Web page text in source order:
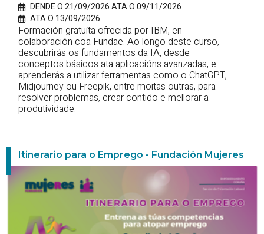
DENDE O 21/09/2026 ATA O 09/11/2026
ATA O 13/09/2026
Formación gratuíta ofrecida por IBM, en
colaboración coa Fundae. Ao longo deste curso,
descubrirás os fundamentos da IA, desde
conceptos básicos ata aplicacións avanzadas, e
aprenderás a utilizar ferramentas como o ChatGPT,
Midjourney ou Freepik, entre moitas outras, para
resolver problemas, crear contido e mellorar a
produtividade.
Itinerario para o Emprego - Fundación Mujeres